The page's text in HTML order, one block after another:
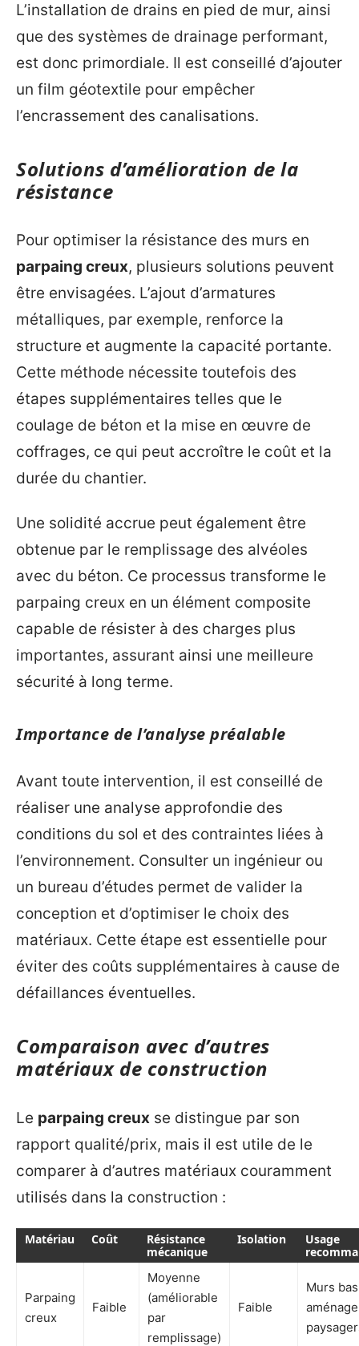
L’installation de drains en pied de mur, ainsi
que des systèmes de drainage performant,
est donc primordiale. Il est conseillé d’ajouter
un film géotextile pour empêcher
l’encrassement des canalisations.
Solutions d’amélioration de la
résistance
Pour optimiser la résistance des murs en
parpaing creux, plusieurs solutions peuvent
être envisagées. L’ajout d’armatures
métalliques, par exemple, renforce la
structure et augmente la capacité portante.
Cette méthode nécessite toutefois des
étapes supplémentaires telles que le
coulage de béton et la mise en œuvre de
coffrages, ce qui peut accroître le coût et la
durée du chantier.
Une solidité accrue peut également être
obtenue par le remplissage des alvéoles
avec du béton. Ce processus transforme le
parpaing creux en un élément composite
capable de résister à des charges plus
importantes, assurant ainsi une meilleure
sécurité à long terme.
Importance de l’analyse préalable
Avant toute intervention, il est conseillé de
réaliser une analyse approfondie des
conditions du sol et des contraintes liées à
l’environnement. Consulter un ingénieur ou
un bureau d’études permet de valider la
conception et d’optimiser le choix des
matériaux. Cette étape est essentielle pour
éviter des coûts supplémentaires à cause de
défaillances éventuelles.
Comparaison avec d’autres
matériaux de construction
Le parpaing creux se distingue par son
rapport qualité/prix, mais il est utile de le
comparer à d’autres matériaux couramment
utilisés dans la construction :
Matériau Coût
Résistance
mécanique
Isolation
Usage
Parpaing
creux
Faible
Moyenne
(améliorable
par
remplissage)
Faible
Murs